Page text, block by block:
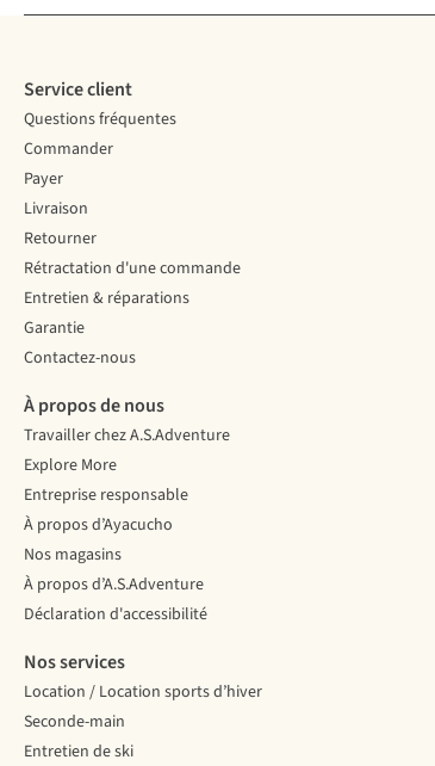
Service client
Questions fréquentes
Commander
Payer
Livraison
Retourner
Rétractation d'une commande
Entretien & réparations
Garantie
Contactez-nous
À propos de nous
Travailler chez A.S.Adventure
Explore More
Entreprise responsable
À propos d’Ayacucho
Nos magasins
À propos d’A.S.Adventure
Déclaration d'accessibilité
Nos services
Location / Location sports d’hiver
Seconde-main
Entretien de ski